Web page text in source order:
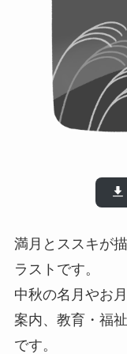
満月とススキが
ラストです。
中秋の名月やお
案内、教育・福
です。